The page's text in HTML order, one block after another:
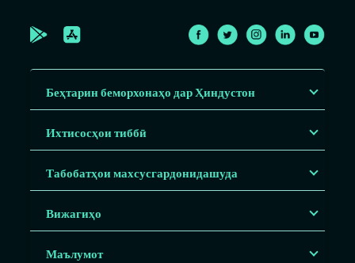
Беҳтарин беморхонаҳо дар Ҳиндустон
Ихтисосҳои тиббӣ
Табобатҳои махсусгардонидашуда
Вижагиҳо
Маълумот